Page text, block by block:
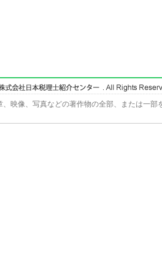
、映像、写真などの著作物の全部、または一